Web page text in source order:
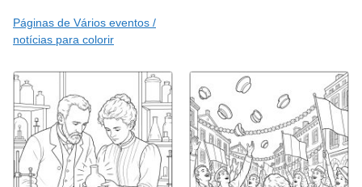
Páginas de Vários eventos /
notícias para colorir